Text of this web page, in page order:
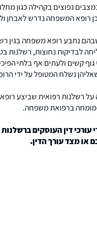
נפוצים בקהילה כגון
רופא המשפחה נדרש לאבחן
נתבע רופא משפחה בגין
לבדיקות נחוצות, רשלנות
גוף קשים ולעתים אף בלתי
נשלח המטופל על ידי
על רשלנות רפואית שביצע
מומחה ברפואת משפחה.
דין העוסקים
או מצד עורך הדין.